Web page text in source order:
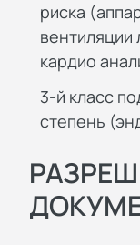
риска
вентиляции
кардио
3-й класс
степень